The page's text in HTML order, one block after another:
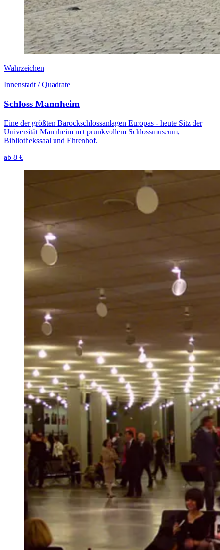
Wahrzeichen
Innenstadt / Quadrate
Schloss Mannheim
Eine der größten Barockschlossanlagen Europas - heute Sitz der
Universität Mannheim mit prunkvollem Schlossmuseum,
Bibliothekssaal und Ehrenhof.
ab 8 €